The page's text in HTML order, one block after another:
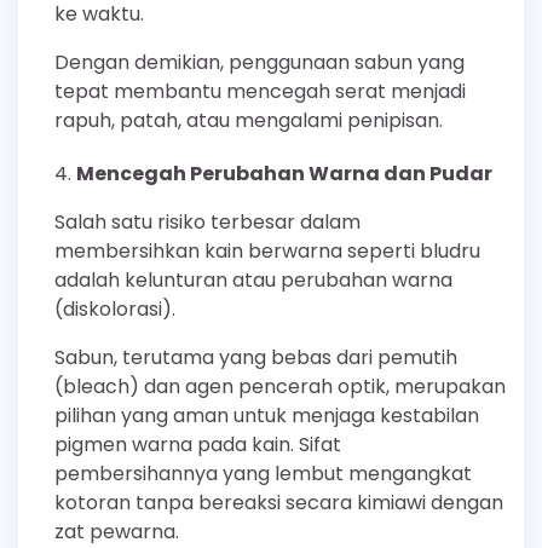
ke waktu.
Dengan demikian, penggunaan sabun yang
tepat membantu mencegah serat menjadi
rapuh, patah, atau mengalami penipisan.
Mencegah Perubahan Warna dan Pudar
Salah satu risiko terbesar dalam
membersihkan kain berwarna seperti bludru
adalah kelunturan atau perubahan warna
(diskolorasi).
Sabun, terutama yang bebas dari pemutih
(bleach) dan agen pencerah optik, merupakan
pilihan yang aman untuk menjaga kestabilan
pigmen warna pada kain. Sifat
pembersihannya yang lembut mengangkat
kotoran tanpa bereaksi secara kimiawi dengan
zat pewarna.